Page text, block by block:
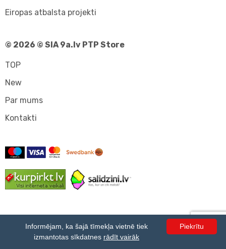
Eiropas atbalsta projekti
© 2026 © SIA 9a.lv PTP Store
TOP
New
Par mums
Kontakti
© 2026 © SIA PTP Store. Visas tiesības aizsargātas.
Piekrītu
Informējam, ka šajā tīmekļa vietnē tiek
izmantotas sīkdatnes rādīt vairāk